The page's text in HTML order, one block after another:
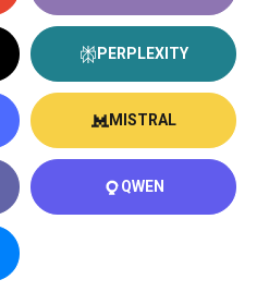
PERPLEXITY
MISTRAL
QWEN